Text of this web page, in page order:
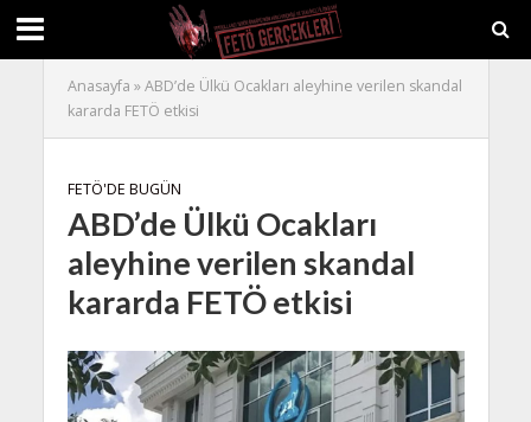
Anasayfa »ABD’de Ülkü Ocakları aleyhine verilen skandal
kararda FETÖ etkisi
FETÖ'DE BUGÜN
ABD’de Ülkü Ocakları
aleyhine verilen skandal
kararda FETÖ etkisi